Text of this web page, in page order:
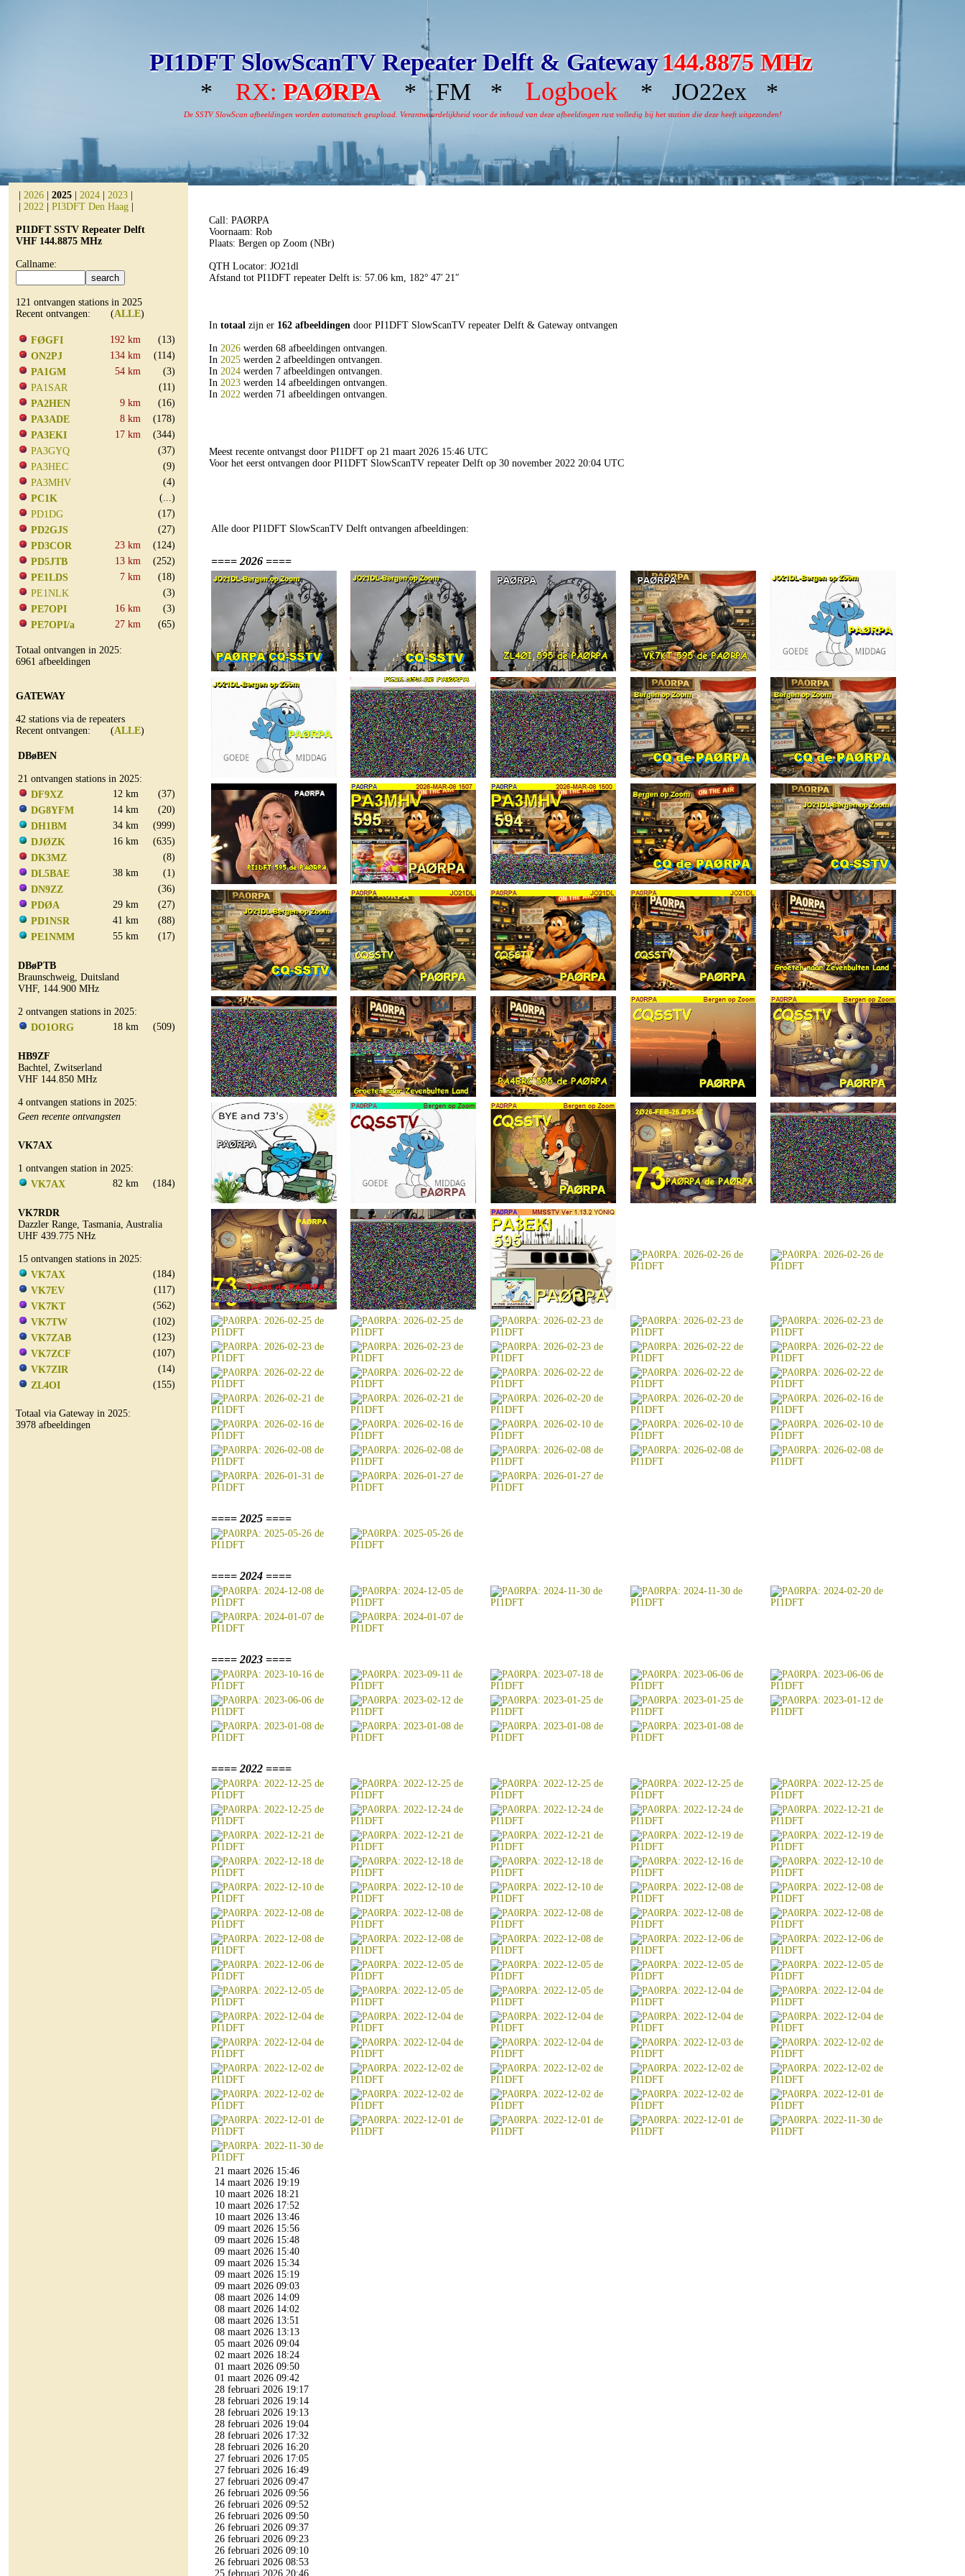
PI1DFT SlowScanTV Repeater Delft & Gateway144.8875 MHz
*
RX: PAØRPA * FM * Logboek * JO22ex *
De SSTV SlowScan afbeeldingen worden automatisch geupload. Verantwoordelijkheid voor de inhoud van deze afbeeldingen rust volledig bij het station die deze heeft uitgezonden!
2026 2025 2024 2023
2022 PI3DFT Den Haag
PI1DFT SSTV Repeater Delft
VHF 144.8875 MHz
Callname:
121 ontvangen stations in 2025
Recent ontvangen: (ALLE)
FØGFI 192 km
(13)
ON2PJ
134 km
(114)
PA1GM
54 km
(3)
PA1SAR
(11)
PA2HEN
9 km
(16)
PA3ADE
8 km
(178)
PA3EKI
17 km
(344)
PA3GYQ
(37)
PA3HEC
(9)
PA3MHV
(4)
PC1K
(...)
PD1DG
(17)
PD2GJS
(27)
PD3COR
23 km
(124)
PD5JTB
13 km
(252)
PE1LDS
7 km
(18)
PE1NLK
(3)
PE7OPI
16 km
(3)
PE7OPI/a
27 km (65)
Totaal ontvangen in 2025:
6961 afbeeldingen
GATEWAY
42 stations via de repeaters
Recent ontvangen: (ALLE)
DBøBEN
21 ontvangen stations in 2025:
DF9XZ
12 km
(37)
DG8YFM
14 km
(20)
DH1BM
34 km
(999)
DJØZK
16 km
(635)
DK3MZ
(8)
DL5BAE
38 km
(1)
DN9ZZ
(36)
PDØA
29 km
(27)
PD1NSR
41 km
(88)
PE1NMM
55 km (17)
DBøPTB
Braunschweig, Duitsland
VHF, 144.900 MHz
2 ontvangen stations in 2025:
DO1ORG
18 km (509)
HB9ZF
Bachtel, Zwitserland
VHF 144.850 MHz
4 ontvangen stations in 2025:
Geen recente ontvangsten
VK7AX
1 ontvangen station in 2025:
VK7AX
82 km (184)
VK7RDR
Dazzler Range, Tasmania, Australia
UHF 439.775 NHz
15 ontvangen stations in 2025:
VK7AX
(184)
VK7EV
(117)
VK7KT
(562)
VK7TW
(102)
VK7ZAB
(123)
VK7ZCF
(107)
VK7ZIR
(14)
ZL4OI
(155)
Totaal via Gateway in 2025:
3978 afbeeldingen
Call: PAØRPA
Voornaam: Rob
Plaats: Bergen op Zoom (NBr)
QTH Locator: JO21dl
Afstand tot PI1DFT repeater Delft is: 57.06 km, 182° 47′ 21″
In totaal zijn er 162 afbeeldingen door PI1DFT SlowScanTV repeater Delft & Gateway ontvangen
In 2026 werden 68 afbeeldingen ontvangen.
In 2025 werden 2 afbeeldingen ontvangen.
In 2024 werden 7 afbeeldingen ontvangen.
In 2023 werden 14 afbeeldingen ontvangen.
In 2022 werden 71 afbeeldingen ontvangen.
Meest recente ontvangst door PI1DFT op 21 maart 2026 15:46 UTC
Voor het eerst ontvangen door PI1DFT SlowScanTV repeater Delft op 30 november 2022 20:04 UTC
Alle door PI1DFT SlowScanTV Delft ontvangen afbeeldingen:
==== 2026 ====
==== 2025 ====
==== 2024 ====
==== 2023 ====
==== 2022 ====
21 maart 2026 15:46
14 maart 2026 19:19
10 maart 2026 18:21
10 maart 2026 17:52
10 maart 2026 13:46
09 maart 2026 15:56
09 maart 2026 15:48
09 maart 2026 15:40
09 maart 2026 15:34
09 maart 2026 15:19
09 maart 2026 09:03
08 maart 2026 14:09
08 maart 2026 14:02
08 maart 2026 13:51
08 maart 2026 13:13
05 maart 2026 09:04
02 maart 2026 18:24
01 maart 2026 09:50
01 maart 2026 09:42
28 februari 2026 19:17
28 februari 2026 19:14
28 februari 2026 19:13
28 februari 2026 19:04
28 februari 2026 17:32
28 februari 2026 16:20
27 februari 2026 17:05
27 februari 2026 16:49
27 februari 2026 09:47
26 februari 2026 09:56
26 februari 2026 09:52
26 februari 2026 09:50
26 februari 2026 09:37
26 februari 2026 09:23
26 februari 2026 09:10
26 februari 2026 08:53
25 februari 2026 20:46